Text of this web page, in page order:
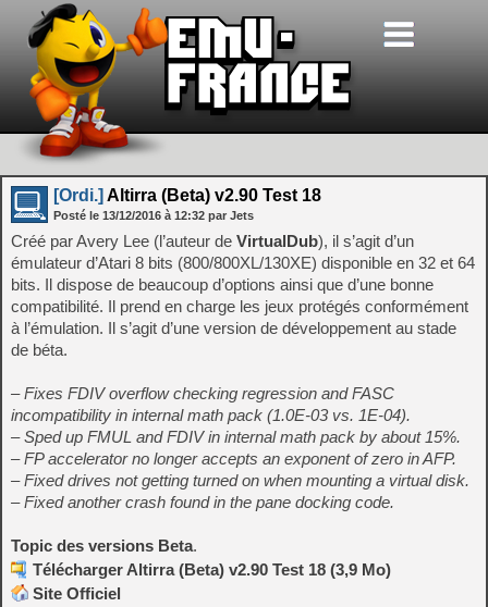
[Ordi.] Altirra (Beta) v2.90 Test 18
Posté le 13/12/2016 à 12:32 par Jets
Créé par Avery Lee (l’auteur de VirtualDub), il s’agit d’un
émulateur d’Atari 8 bits (800/800XL/130XE) disponible en 32 et 64
bits. Il dispose de beaucoup d’options ainsi que d’une bonne
compatibilité. Il prend en charge les jeux protégés conformément
à l’émulation. Il s’agit d’une version de développement au stade
de béta.
– Fixes FDIV overflow checking regression and FASC
incompatibility in internal math pack (1.0E-03 vs. 1E-04).
– Sped up FMUL and FDIV in internal math pack by about 15%.
– FP accelerator no longer accepts an exponent of zero in AFP.
– Fixed drives not getting turned on when mounting a virtual disk.
– Fixed another crash found in the pane docking code.
Topic des versions Beta.
Télécharger Altirra (Beta) v2.90 Test 18 (3,9 Mo)
Site Officiel